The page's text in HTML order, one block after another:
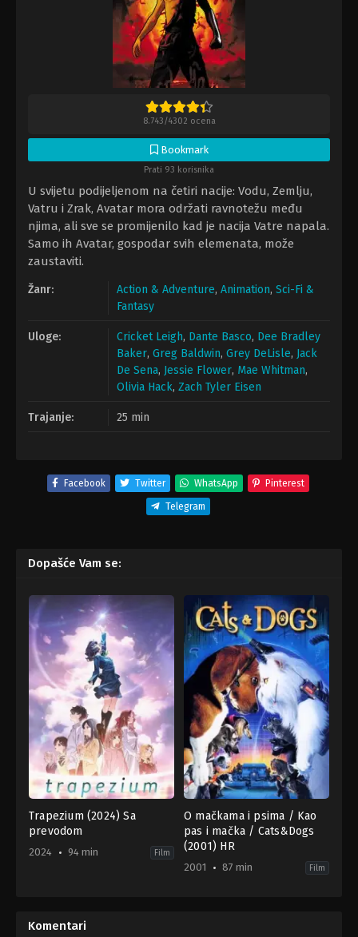
8.743/4302 ocena
Bookmark
Prati 93 korisnika
U svijetu podijeljenom na četiri nacije: Vodu, Zemlju,
Vatru i Zrak, Avatar mora održati ravnotežu među
njima, ali sve se promijenilo kad je nacija Vatre napala.
Samo ih Avatar, gospodar svih elemenata, može
zaustaviti.
Žanr: Action & Adventure, Animation, Sci-Fi &
Fantasy
Uloge: Cricket Leigh, Dante Basco, Dee Bradley
Baker, Greg Baldwin, Grey DeLisle, Jack
De Sena, Jessie Flower, Mae Whitman,
Olivia Hack, Zach Tyler Eisen
Trajanje: 25 min
Facebook Twitter WhatsApp Pinterest
Telegram
Dopašće Vam se:
Trapezium (2024) Sa
prevodom
2024 94 min Film
05-
10
O mačkama i psima / Kao
pas i mačka / Cats&Dogs
(2001) HR
2001 87 min Film
Komentari